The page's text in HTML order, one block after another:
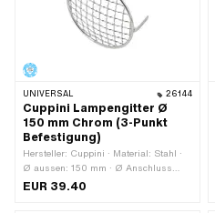
UNIVERSAL 26144
Cuppini Lampengitter Ø
150 mm Chrom (3-Punkt
Befestigung)
Hersteller: Cuppini · Material: Stahl ·
Ø aussen: 150 mm · Ø Anschluss
aussen: 4 mm · Befestigungsart:
EUR 39.40